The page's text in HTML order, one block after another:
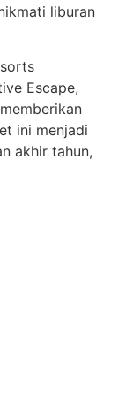
liburan
Escape,
ini menjadi
akhir tahun,